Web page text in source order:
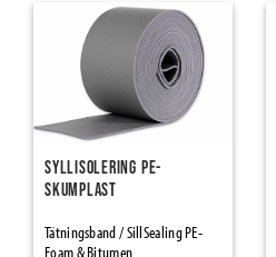
Övriga ventilationstillbehör
Ång- & Luftspärrar
Vindskydd
Element Joint Sealing
Syllisolering PE-
skumplast
Tätningsband / SillSealing PE-
Foam & Bitumen